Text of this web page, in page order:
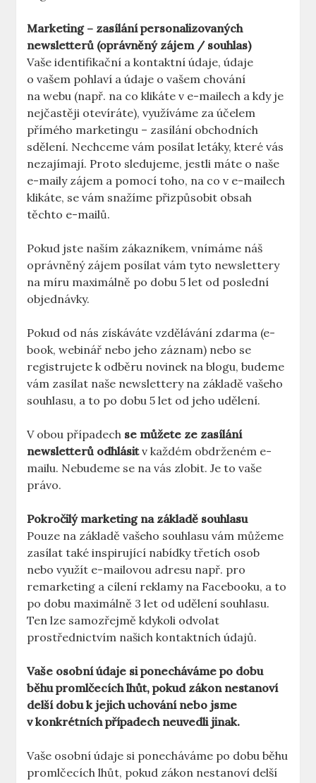
Marketing – zasílání personalizovaných
newsletterů (oprávněný zájem / souhlas)
Vaše identifikační a kontaktní údaje, údaje
o vašem pohlaví a údaje o vašem chování
na webu (např. na co klikáte v e-mailech a kdy je
nejčastěji otevíráte), využíváme za účelem
přímého marketingu – zasílání obchodních
sdělení. Nechceme vám posílat letáky, které vás
nezajímají. Proto sledujeme, jestli máte o naše
e-maily zájem a pomocí toho, na co v e-mailech
klikáte, se vám snažíme přizpůsobit obsah
těchto e-mailů.
Pokud jste naším zákazníkem, vnímáme náš
oprávněný zájem posílat vám tyto newslettery
na míru maximálně po dobu 5 let od poslední
objednávky.
Pokud od nás získáváte vzdělávání zdarma (e-
book, webinář nebo jeho záznam) nebo se
registrujete k odběru novinek na blogu, budeme
vám zasílat naše newslettery na základě vašeho
souhlasu, a to po dobu 5 let od jeho udělení.
V obou případech se můžete ze zasílání
newsletterů odhlásitv každém obdrženém e-
mailu. Nebudeme se na vás zlobit. Je to vaše
právo.
Pokročilý marketing na základě souhlasu
Pouze na základě vašeho souhlasu vám můžeme
zasílat také inspirující nabídky třetích osob
nebo využít e-mailovou adresu např. pro
remarketing a cílení reklamy na Facebooku, a to
po dobu maximálně 3 let od udělení souhlasu.
Ten lze samozřejmě kdykoli odvolat
prostřednictvím našich kontaktních údajů.
Vaše osobní údaje si ponecháváme po dobu
běhu promlčecích lhůt, pokud zákon nestanoví
delší dobu k jejich uchování nebo jsme
v konkrétních případech neuvedli jinak.
Vaše osobní údaje si ponecháváme po dobu běhu
promlčecích lhůt, pokud zákon nestanoví delší